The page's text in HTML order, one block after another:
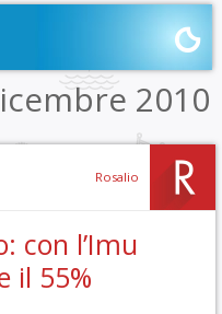
2010
Rosalio
con l’Imu
il 55%